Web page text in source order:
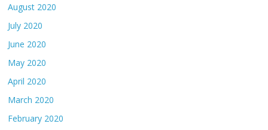
August 2020
July 2020
June 2020
May 2020
April 2020
March 2020
February 2020